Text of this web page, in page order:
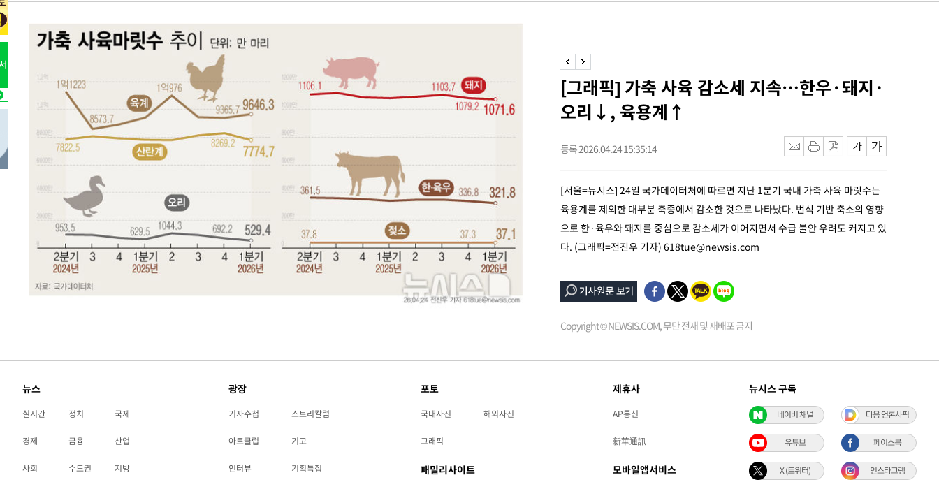
합)
-28371초 전 >[속보] 뉴욕증시, 혼조 출발…나스닥 0.3%↓, 다우 0.14%↑
-27164초 전 >축구협회, 15년 전 심판 성 접대 파문에 "현재는 내부 지침 준수"
경찰, '홍명보는 2순위' 결론냈던 스포츠윤리센터도 압수수색
-11445초 전 >[속보]합참 "北 발사체는 단거리탄도미사일…감시·경계태세 강
-11193초 전 > 日방위성, 北이 동해로 쏜 발사체는 탄도미사일 가능성
-9623초 전 >
[속보] SKT, 에이닷 서비스 장애 발생…"원인 파악 중"
-9029초 전 >[속보]합참 "북, 동해상으로 미상 발사체 발사"
-8425초 전 >'낮 최고 39도' 불볕더위…한밤 열대야도 계속[내일날씨]
-8384초 전 >
[속보]7~9일 프로야구 3연전도 폭염 취소…11일 재개
-8046초 전 > "韓 외환시장 개입 관측 배경엔 美의 대한국 무역적자 있어"
-7873초 전 > '월드컵 탈락 후폭풍' 축구협회…초유의 압수수색에 '충격·당황'
-7713초 전 >서울 낮 37.9도, 올여름 최고치 경신…영등포 순간 '40도'
-7275초 전 >[속보]종합특검, 대검 추가 압수수색…내란 중요임무종사 혐의
-3370초 전 >[속보]코스닥, 800p 회복…0.26% 오른 801.67 마감
36분 전 >손흥민, 5경기 연속골 실패…LAFC는 승부차기 끝 과달라하라 격파
2시간 전 >
내일까지 39도 '펄펄'…기상청 "태풍 지나며 폭염 잠시 꺾인다"
[그래픽] 가축 사육 감소세 지속…한우·돼지·
오리↓, 육용계↑
등록 2026.04.24 15:35:14
[서울=뉴시스] 24일 국가데이터처에 따르면 지난 1분기 국내 가축 사육 마릿수는
육용계를 제외한 대부분 축종에서 감소한 것으로 나타났다. 번식 기반 축소의 영향
으로 한·육우와 돼지를 중심으로 감소세가 이어지면서 수급 불안 우려도 커지고 있
다. (그래픽=전진우 기자) 618tue@newsis.com
Copyright © NEWSIS.COM, 무단 전재 및 재배포 금지
뉴스
실시간 정치 국제
경제 금융 산업
사회 수도권 지방
광장
기자수첩 스토리칼럼
아트클럽 기고
인터뷰 기획특집
포토
국내사진 해외사진
그래픽
패밀리사이트
제휴사
AP통신
新華通訊
모바일앱서비스
뉴시스 구독
네이버 채널 다음 언론사픽
유튜브 페이스북
X (트위터) 인스타그램